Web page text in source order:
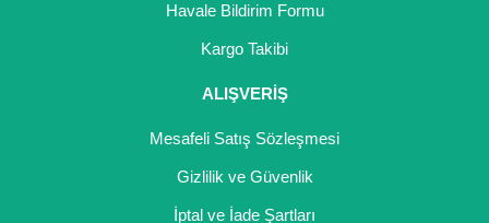
Havale Bildirim Formu
Kargo Takibi
ALIŞVERİŞ
Mesafeli Satış Sözleşmesi
Gizlilik ve Güvenlik
İptal ve İade Şartları